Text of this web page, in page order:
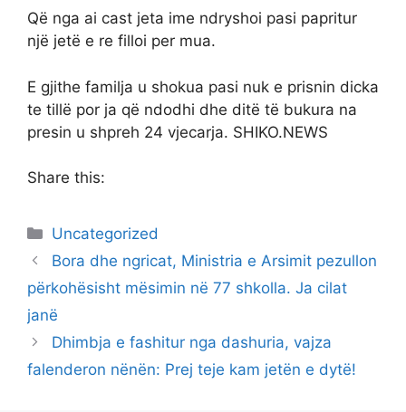
Që nga ai cast jeta ime ndryshoi pasi papritur
një jetë e re filloi per mua.
E gjithe familja u shokua pasi nuk e prisnin dicka
te tillë por ja që ndodhi dhe ditë të bukura na
presin u shpreh 24 vjecarja. SHIKO.NEWS
Share this:
Categories
Uncategorized
Bora dhe ngricat, Ministria e Arsimit pezullon
përkohësisht mësimin në 77 shkolla. Ja cilat
janë
Dhimbja e fashitur nga dashuria, vajza
falenderon nënën: Prej teje kam jetën e dytë!